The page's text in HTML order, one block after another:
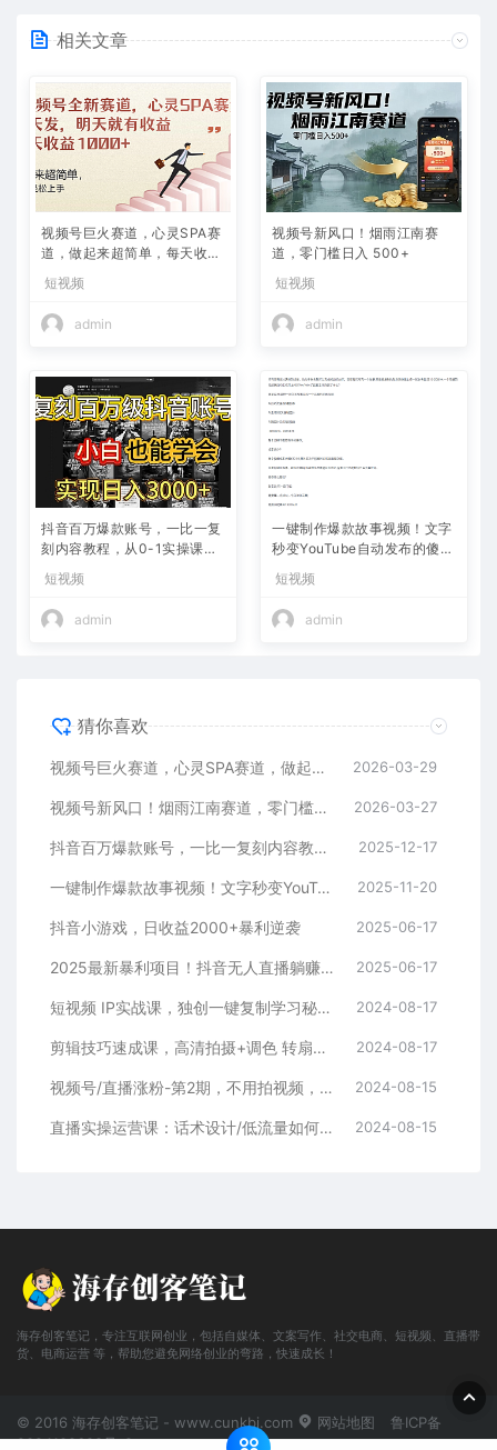
相关文章
视频号巨火赛道，心灵SPA赛
道，做起来超简单，每天收益
800+
短视频
admin
视频号新风口！烟雨江南赛
道，零门槛日入 500+
短视频
admin
抖音百万爆款账号，一比一复
刻内容教程，从0-1实操课，
入10w+
短视频
admin
一键制作爆款故事视频！文字
秒变YouTube自动发布的傻瓜
短视频
admin
猜你喜欢
视频号巨火赛道，心灵SPA赛道，做起来超简单，每天收益800+ 2026-03-29
视频号新风口！烟雨江南赛道，零门槛日入 500+ 2026-03-27
抖音百万爆款账号，一比一复刻内容教程，从0-1实操课，小白也能学会，复制爆款，月入10w+ 2025-12-17
一键制作爆款故事视频！文字秒变YouTube自动发布的傻瓜式教程 2025-11-20
抖音小游戏，日收益2000+暴利逆袭 2025-06-17
2025最新暴利项目！抖音无人直播躺赚攻略！抖音无人直播3.0玩法！0门槛… 2025-06-17
短视频 IP实战课，独创一键复制学习秘籍，转战新领域，月赚五万轻松行 2024-08-17
剪辑技巧速成课，高清拍摄+调色 转扇子，建筑-抠图精通，新手秒变剪辑专家 2024-08-17
视频号/直播涨粉-第2期，不用拍视频，不用卖货，在直播间做菜，就可以搞钱 2024-08-15
直播实操运营课：话术设计/低流量如何提升/话术框架/全场燃爆/非常干货 2024-08-15
海存创客笔记，专注互联网创业，包括自媒体、文案写作、社交电商、短视频、直播带
货、电商运营 等，帮助您避免网络创业的弯路，快速成长！
© 2016 海存创客笔记 - www.cunkbj.com 网站地图
鲁ICP备
2024108698号-2